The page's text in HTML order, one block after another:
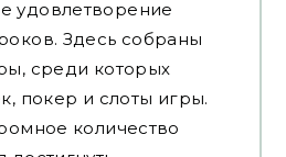
удовлетворение
Здесь собраны
среди которых
покер и слоты игры.
количество